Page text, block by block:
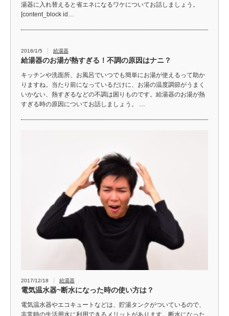
湯器に入れ替えると省エネになるワケについてお話しましょう。
[content_block id…
2018/1/5 給湯器
給湯器のお湯が熱すぎる！不調の原因はナニ？
キッチンや洗面所、お風呂でいつでも簡単にお湯が使えるって助か
りますね。当たり前になっているだけに、お湯の温度調節がうまく
いかない、熱すぎるなどの不調は困りものです。給湯器のお湯が熱
すぎる時の原因についてお話しましょう。 …
2017/12/18 給湯器
電気温水器~断水になった時の使い方は？
電気温水器やエコキュートなどは、貯湯タンクがついているので、
非常時の生活用水に利用できるメリットがあります。断水になった